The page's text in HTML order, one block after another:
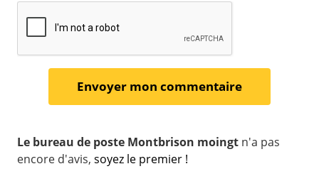
Le bureau de poste Montbrison moingt n'a pas
encore d'avis, soyez le premier !